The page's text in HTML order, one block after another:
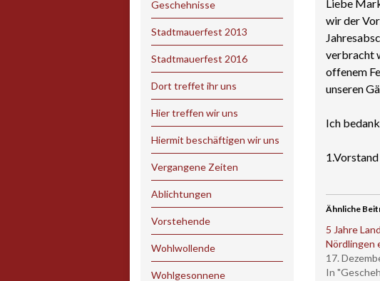
Liebe
wir der
verbracht
offenem
unseren
Ich
Ähnliche
5 Jahre
Nördlingen
17.
In
Geschehnisse
Stadtmauerfest 2013
Stadtmauerfest 2016
Dort treffet ihr uns
Hier treffen wir uns
Hiermit beschäftigen wir uns
Vergangene Zeiten
Ablichtungen
Vorstehende
Wohlwollende
Wohlgesonnene